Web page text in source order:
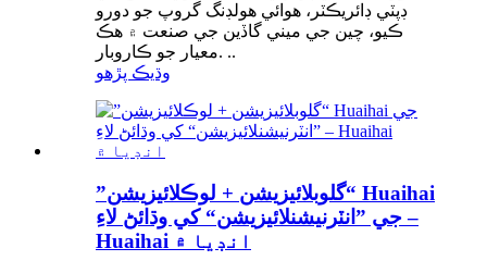
ڊپٽي ڊائريڪٽر، هوائي هولڊنگ گروپ جو دورو
ڪيو، چين جي ميني گاڏين جي صنعت ۾ هڪ
معيار جو ڪاروبار. ..
وڌيڪ پڙهو
”گلوبلائيزيشن + لوڪلائيزيشن“ Huaihai
جي ”انٽرنيشنلائيزيشن“ کي وڌائڻ لاءِ –
Huaihai انڊيا ۾